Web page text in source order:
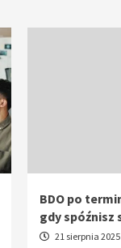
BDO po
gdy spóźnisz
21 sierpnia 2025